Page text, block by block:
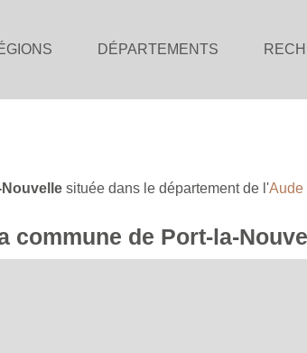
DÉPARTEMENTS
située dans le département de l'Aude
commune de Port-la-